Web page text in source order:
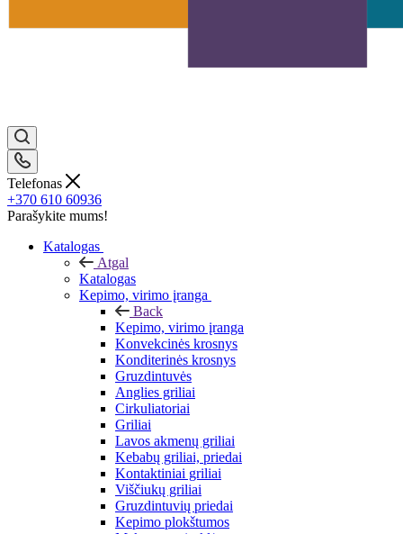
Telefonas
+370 610 60936
Parašykite mums!
Katalogas
Atgal
Katalogas
Kepimo, virimo įranga
Back
Kepimo, virimo įranga
Konvekcinės krosnys
Konditerinės krosnys
Gruzdintuvės
Anglies griliai
Cirkuliatoriai
Griliai
Lavos akmenų griliai
Kebabų griliai, priedai
Kontaktiniai griliai
Viščiukų griliai
Gruzdintuvių priedai
Kepimo plokštumos